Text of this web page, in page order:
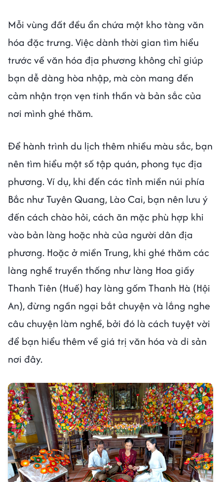
Mỗi vùng đất đều ẩn chứa một kho tàng văn
hóa đặc trưng. Việc dành thời gian tìm hiểu
trước về văn hóa địa phương không chỉ giúp
bạn dễ dàng hòa nhập, mà còn mang đến
cảm nhận trọn vẹn tinh thần và bản sắc của
nơi mình ghé thăm.
Để hành trình du lịch thêm nhiều màu sắc, bạn
nên tìm hiểu một số tập quán, phong tục địa
phương. Ví dụ, khi đến các tỉnh miền núi phía
Bắc như Tuyên Quang, Lào Cai, bạn nên lưu ý
đến cách chào hỏi, cách ăn mặc phù hợp khi
vào bản làng hoặc nhà của người dân địa
phương. Hoặc ở miền Trung, khi ghé thăm các
làng nghề truyền thống như làng Hoa giấy
Thanh Tiên (Huế) hay làng gốm Thanh Hà (Hội
An), đừng ngần ngại bắt chuyện và lắng nghe
câu chuyện làm nghề, bởi đó là cách tuyệt vời
để bạn hiểu thêm về giá trị văn hóa và di sản
nơi đây.